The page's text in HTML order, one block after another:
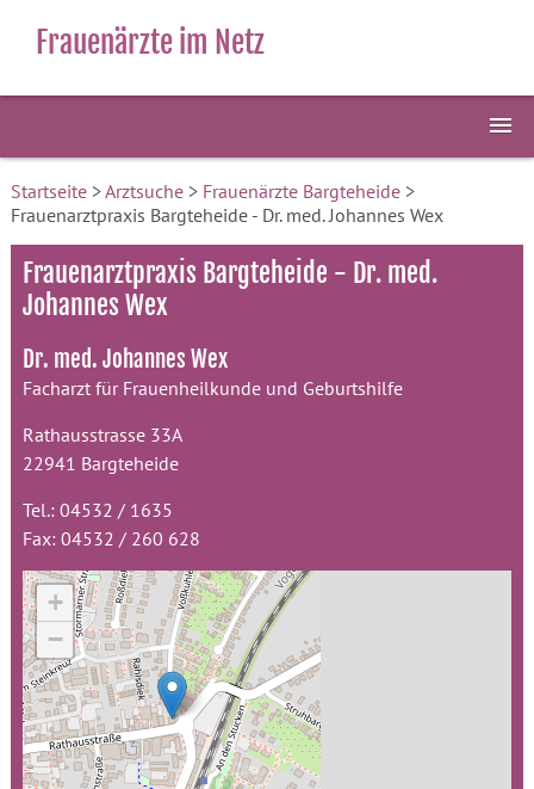
Frauenärzte im Netz
Startseite>Arztsuche> Frauenärzte Bargteheide>
Frauenarztpraxis Bargteheide - Dr. med. Johannes Wex
Frauenarztpraxis Bargteheide - Dr. med.
Johannes Wex
Dr. med. Johannes Wex
Facharzt für Frauenheilkunde und Geburtshilfe
Rathausstrasse 33A
22941 Bargteheide
Tel.: 04532 / 1635
Fax: 04532 / 260 628
+
−